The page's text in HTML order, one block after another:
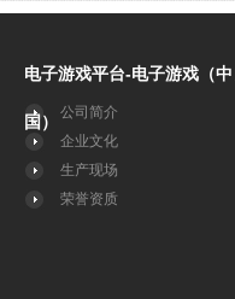
电子游戏平台-电子游戏（中
国）
公司简介
企业文化
生产现场
荣誉资质